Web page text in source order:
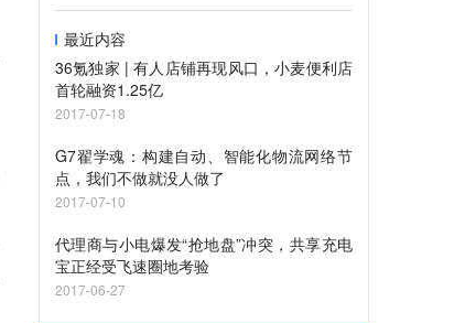
最近内容
36氪独家 | 有人店铺再现风口，小麦便利店
首轮融资1.25亿
2017-07-18
G7翟学魂：构建自动、智能化物流网络节
点，我们不做就没人做了
2017-07-10
代理商与小电爆发“抢地盘”冲突，共享充电
宝正经受飞速圈地考验
2017-06-27